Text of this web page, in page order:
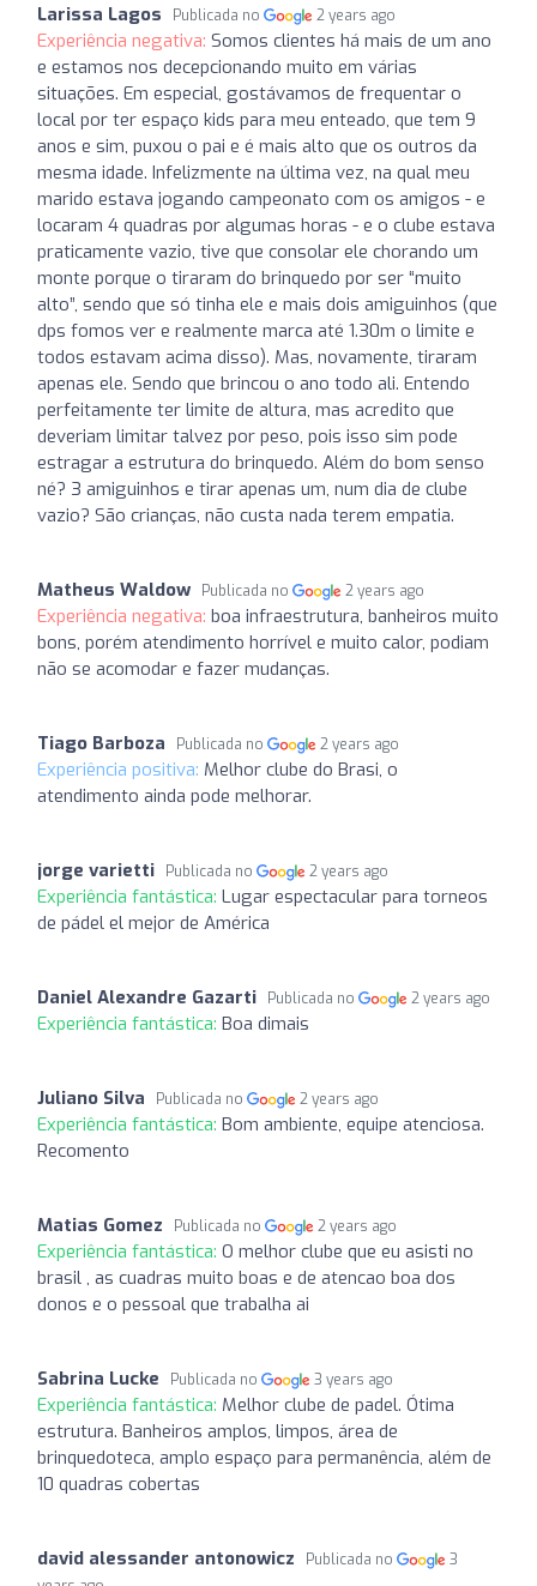
Larissa Lagos Publicada no 2 years ago
Experiência negativa: Somos clientes há mais de um ano
e estamos nos decepcionando muito em várias
situações. Em especial, gostávamos de frequentar o
local por ter espaço kids para meu enteado, que tem 9
anos e sim, puxou o pai e é mais alto que os outros da
mesma idade. Infelizmente na última vez, na qual meu
marido estava jogando campeonato com os amigos - e
locaram 4 quadras por algumas horas - e o clube estava
praticamente vazio, tive que consolar ele chorando um
monte porque o tiraram do brinquedo por ser “muito
alto”, sendo que só tinha ele e mais dois amiguinhos (que
dps fomos ver e realmente marca até 1.30m o limite e
todos estavam acima disso). Mas, novamente, tiraram
apenas ele. Sendo que brincou o ano todo ali. Entendo
perfeitamente ter limite de altura, mas acredito que
deveriam limitar talvez por peso, pois isso sim pode
estragar a estrutura do brinquedo. Além do bom senso
né? 3 amiguinhos e tirar apenas um, num dia de clube
vazio? São crianças, não custa nada terem empatia.
Matheus Waldow Publicada no 2 years ago
Experiência negativa: boa infraestrutura, banheiros muito
bons, porém atendimento horrível e muito calor, podiam
não se acomodar e fazer mudanças.
Tiago Barboza Publicada no 2 years ago
Experiência positiva: Melhor clube do Brasi, o
atendimento ainda pode melhorar.
jorge varietti Publicada no 2 years ago
Experiência fantástica: Lugar espectacular para torneos
de pádel el mejor de América
Daniel Alexandre Gazarti Publicada no 2 years ago
Experiência fantástica: Boa dimais
Juliano Silva Publicada no 2 years ago
Experiência fantástica: Bom ambiente, equipe atenciosa.
Recomento
Matias Gomez Publicada no 2 years ago
Experiência fantástica: O melhor clube que eu asisti no
brasil , as cuadras muito boas e de atencao boa dos
donos e o pessoal que trabalha ai
Sabrina Lucke Publicada no 3 years ago
Experiência fantástica: Melhor clube de padel. Ótima
estrutura. Banheiros amplos, limpos, área de
brinquedoteca, amplo espaço para permanência, além de
10 quadras cobertas
david alessander antonowicz Publicada no
3